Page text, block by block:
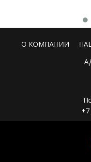
О КОМПАНИИ